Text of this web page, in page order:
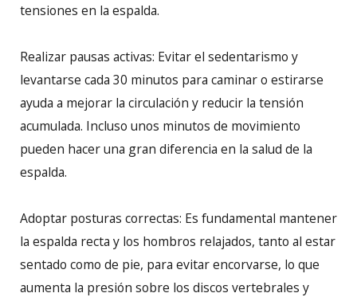
tensiones en la espalda.
Realizar pausas activas: Evitar el sedentarismo y
levantarse cada 30 minutos para caminar o estirarse
ayuda a mejorar la circulación y reducir la tensión
acumulada. Incluso unos minutos de movimiento
pueden hacer una gran diferencia en la salud de la
espalda.
Adoptar posturas correctas: Es fundamental mantener
la espalda recta y los hombros relajados, tanto al estar
sentado como de pie, para evitar encorvarse, lo que
aumenta la presión sobre los discos vertebrales y